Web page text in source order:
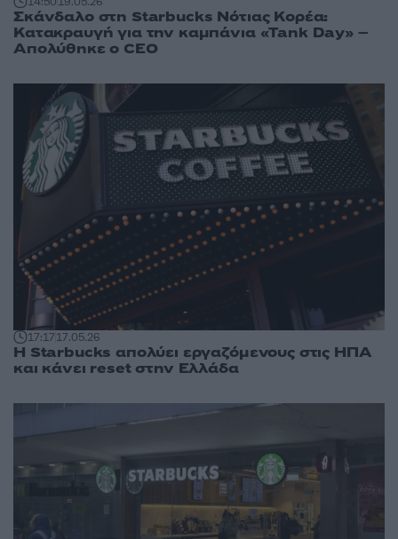
Σκάνδαλο στη Starbucks Νότιας Κορέα:
Κατακραυγή για την καμπάνια «Tank Day» –
Απολύθηκε ο CEO
17:1717.05.26
H Starbucks απολύει εργαζόμενους στις ΗΠΑ
και κάνει reset στην Ελλάδα